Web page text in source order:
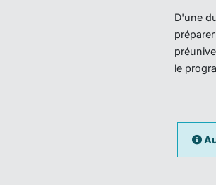
D'une
le